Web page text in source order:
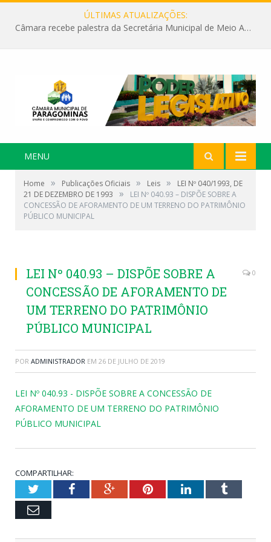
ÚLTIMAS ATUALIZAÇÕES:
Câmara recebe palestra da Secretária Municipal de Meio Ambiente sobre as ações da “SEMANA DO MEIO AMBIENTE”
MENU
Home » Publicações Oficiais » Leis »
LEI Nº 040/1993, DE
21 DE DEZEMBRO DE 1993
»
LEI Nº 040.93 – DISPÕE SOBRE A
CONCESSÃO DE AFORAMENTO DE UM TERRENO DO PATRIMÔNIO
PÚBLICO MUNICIPAL
LEI Nº 040.93 – DISPÕE SOBRE A
CONCESSÃO DE AFORAMENTO DE
UM TERRENO DO PATRIMÔNIO
PÚBLICO MUNICIPAL
0
POR ADMINISTRADOR EM 26 DE JULHO DE 2019
LEI Nº 040.93 - DISPÕE SOBRE A CONCESSÃO DE
AFORAMENTO DE UM TERRENO DO PATRIMÔNIO
PÚBLICO MUNICIPAL
COMPARTILHAR:
TwitterFacebookGoogle+PinterestLinkedInTumblr
Email